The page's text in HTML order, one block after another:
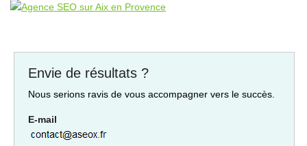
Envie de résultats ?
Nous serions ravis de vous accompagner vers le succès.
E-mail